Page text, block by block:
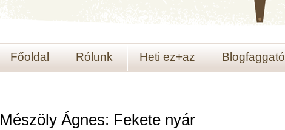
Főoldal Rólunk Heti ez+az Blogfaggató
Mészöly Ágnes: Fekete nyár